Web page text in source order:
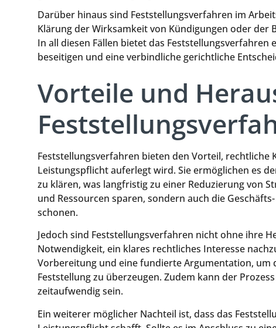
Darüber hinaus sind Feststellungsverfahren im
Klärung der Wirksamkeit von Kündigungen oder
In all diesen Fällen bietet das
beseitigen und eine verbindliche gerichtliche
Vorteile und
Feststellungsverfahren bieten den Vorteil,
Leistungspflicht auferlegt wird. Sie ermöglichen es
zu klären, was langfristig zu einer Reduzierung von
und Ressourcen sparen, sondern auch die
schonen.
Jedoch sind Feststellungsverfahren nicht ohne ihre
Notwendigkeit, ein klares rechtliches Interesse
Vorbereitung und eine fundierte Argumentation, um
Feststellung zu überzeugen. Zudem kann der
zeitaufwendig sein.
Ein weiterer möglicher Nachteil ist, dass das